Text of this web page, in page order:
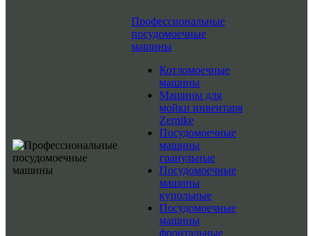
Профессиональные
посудомоечные
машины
Котломоечные
машины
Машины для
мойки инвентаря
Zernike
Посудомоечные
машины
гранульные
Посудомоечные
машины
купольные
Посудомоечные
машины
фронтальные